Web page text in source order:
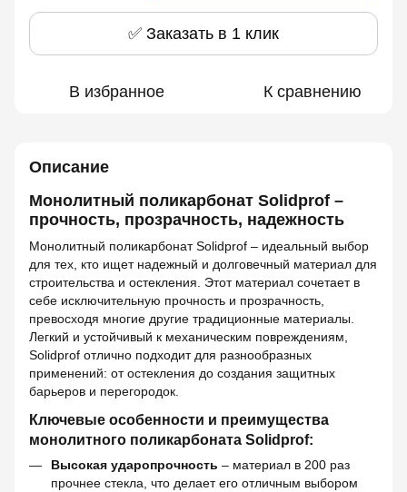
✅ Заказать в 1 клик
В избранное К сравнению
Описание
Монолитный поликарбонат Solidprof –
прочность, прозрачность, надежность
Монолитный поликарбонат Solidprof – идеальный выбор
для тех, кто ищет надежный и долговечный материал для
строительства и остекления. Этот материал сочетает в
себе исключительную прочность и прозрачность,
превосходя многие другие традиционные материалы.
Легкий и устойчивый к механическим повреждениям,
Solidprof отлично подходит для разнообразных
применений: от остекления до создания защитных
барьеров и перегородок.
Ключевые особенности и преимущества
монолитного поликарбоната Solidprof:
Высокая ударопрочность – материал в 200 раз
прочнее стекла, что делает его отличным выбором